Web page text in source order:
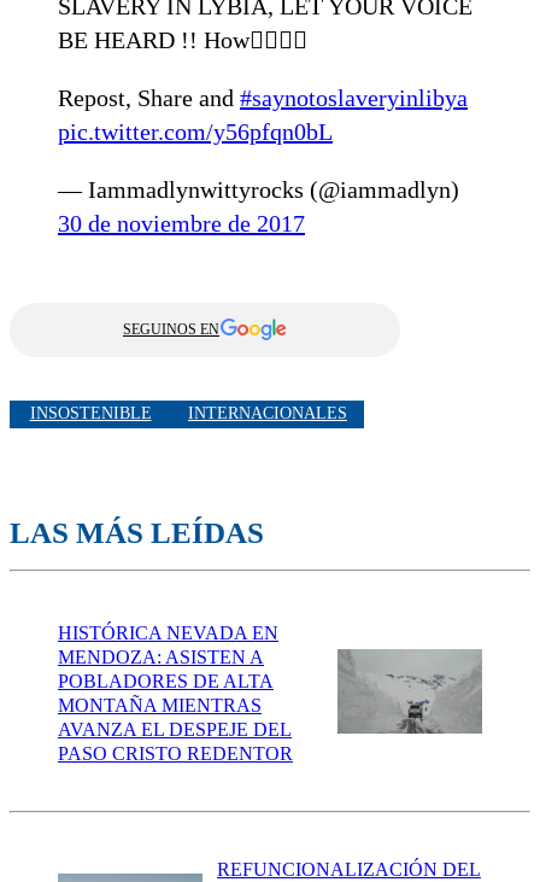
SLAVERY IN LYBIA, LET YOUR VOICE
BE HEARD !! How👇🏾👇🏾
Repost, Share and #saynotoslaveryinlibya
pic.twitter.com/y56pfqn0bL
— Iammadlynwittyrocks (@iammadlyn)
30 de noviembre de 2017
SEGUINOS EN
INSOSTENIBLE INTERNACIONALES
LAS MÁS LEÍDAS
HISTÓRICA NEVADA EN
MENDOZA: ASISTEN A
POBLADORES DE ALTA
MONTAÑA MIENTRAS
AVANZA EL DESPEJE DEL
PASO CRISTO REDENTOR
REFUNCIONALIZACIÓN DEL